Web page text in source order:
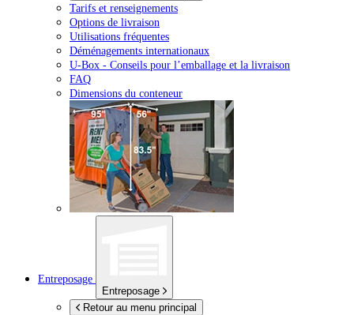
Tarifs et renseignements
Options de livraison
Utilisations fréquentes
Déménagements internationaux
U-Box - Conseils pour l’emballage et la livraison
FAQ
Dimensions du conteneur
Entreposage
Entreposage
Retour au menu principal